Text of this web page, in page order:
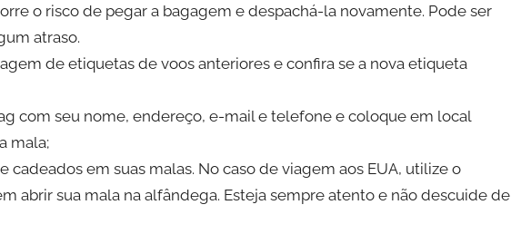
o risco de pegar a bagagem e despachá-la novamente. Pode ser
atraso.
de etiquetas de voos anteriores e confira se a nova etiqueta
com seu nome, endereço, e-mail e telefone e coloque em local
mala;
cadeados em suas malas. No caso de viagem aos EUA, utilize o
abrir sua mala na alfândega. Esteja sempre atento e não descuide de